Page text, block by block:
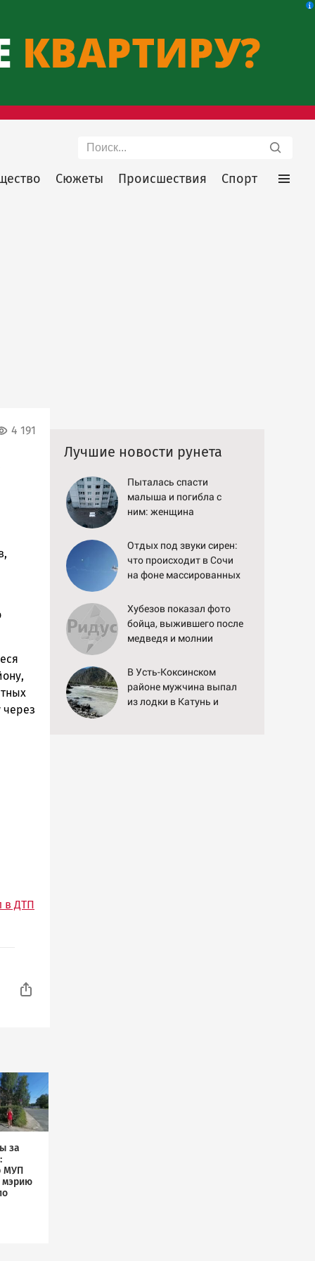
Поиск
Сюжеты Происшествия Спорт
4 191
через
в ДТП
за
МУП
мэрию
Лучшие новости рунета
Пыталась спасти
малыша и погибла с
ним: женщина
глазах у детей
06/08/2026 – Новости
Отдых под звуки сирен:
что происходит в Сочи
на фоне массированных
Хубезов показал фото
бойца, выжившего после
медведя и молнии
В Усть-Коксинском
районе мужчина выпал
из лодки в Катунь и